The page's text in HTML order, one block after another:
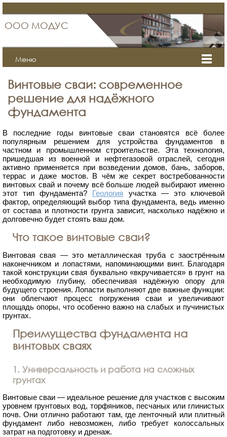
ООО МОДУС
Меню
Винтовые сваи: современное
решение для надёжного
фундамента
В последние годы винтовые сваи становятся всё более
популярным решением для устройства фундаментов в
частном и промышленном строительстве. Эта технология,
пришедшая из военной и нефтегазовой отраслей, сегодня
активно применяется при возведении домов, бань, заборов,
террас и даже мостов. В чём же секрет востребованности
винтовых свай и почему всё больше людей выбирают именно
этот тип фундамента? Геология участка — это ключевой
фактор, определяющий выбор типа фундамента, ведь именно
от состава и плотности грунта зависит, насколько надёжно и
долговечно будет стоять ваш дом.
Что такое винтовые сваи?
Винтовая свая — это металлическая труба с заострённым
наконечником и лопастями, напоминающими винт. Благодаря
такой конструкции свая буквально «вкручивается» в грунт на
необходимую глубину, обеспечивая надёжную опору для
будущего строения. Лопасти выполняют две важные функции:
они облегчают процесс погружения сваи и увеличивают
площадь опоры, что особенно важно на слабых и пучинистых
грунтах.
Преимущества фундамента на
винтовых сваях
1. Универсальность и работа на сложных
грунтах
Винтовые сваи — идеальное решение для участков с высоким
уровнем грунтовых вод, торфяников, песчаных или глинистых
почв. Они отлично работают там, где ленточный или плитный
фундамент либо невозможен, либо требует колоссальных
затрат на подготовку и дренаж.